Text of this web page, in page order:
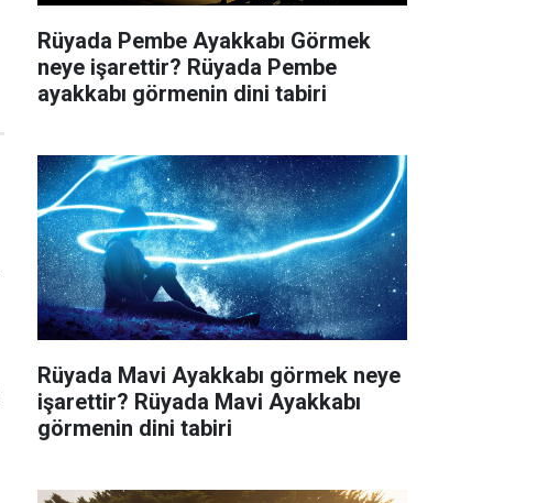
Rüyada Pembe Ayakkabı Görmek
neye işarettir? Rüyada Pembe
ayakkabı görmenin dini tabiri
Rüyada Mavi Ayakkabı görmek neye
işarettir? Rüyada Mavi Ayakkabı
görmenin dini tabiri